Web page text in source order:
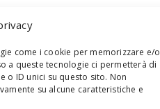
come i cookie per memorizzare e/o
a queste tecnologie ci permetterà di
o ID unici su questo sito. Non
su alcune caratteristiche e